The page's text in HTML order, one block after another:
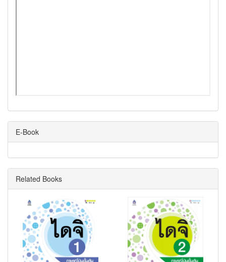
E-Book
Related Books